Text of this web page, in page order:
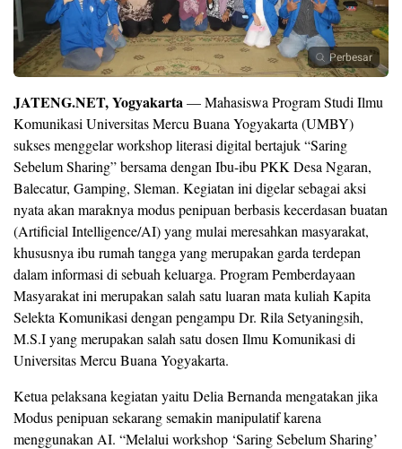
Perbesar
JATENG.NET, Yogyakarta— Mahasiswa Program Studi Ilmu
Komunikasi Universitas Mercu Buana Yogyakarta (UMBY)
sukses menggelar workshop literasi digital bertajuk “Saring
Sebelum Sharing” bersama dengan Ibu-ibu PKK Desa Ngaran,
Balecatur, Gamping, Sleman. Kegiatan ini digelar sebagai aksi
nyata akan maraknya modus penipuan berbasis kecerdasan buatan
(Artificial Intelligence/AI) yang mulai meresahkan masyarakat,
khususnya ibu rumah tangga yang merupakan garda terdepan
dalam informasi di sebuah keluarga. Program Pemberdayaan
Masyarakat ini merupakan salah satu luaran mata kuliah Kapita
Selekta Komunikasi dengan pengampu Dr. Rila Setyaningsih,
M.S.I yang merupakan salah satu dosen Ilmu Komunikasi di
Universitas Mercu Buana Yogyakarta.
Ketua pelaksana kegiatan yaitu Delia Bernanda mengatakan jika
Modus penipuan sekarang semakin manipulatif karena
menggunakan AI. “Melalui workshop ‘Saring Sebelum Sharing’